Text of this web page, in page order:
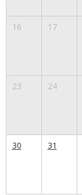
16 17
23 24
30 31